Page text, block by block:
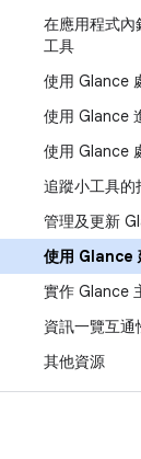
在應用程式內
工具
使用 Glance
使用 Glance
使用 Glance
追蹤小工具的
管理及更新
使用 Glance
實作 Glance
資訊一覽互通
其他資源